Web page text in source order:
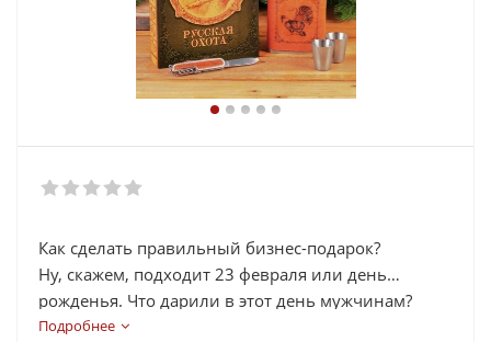
Как сделать правильный бизнес-подарок?
Ну, скажем, подходит 23 февраля или день
рожденья. Что дарили в этот день мужчинам?
Бутылку водки и открытку с красным знаменем.
Подробнее